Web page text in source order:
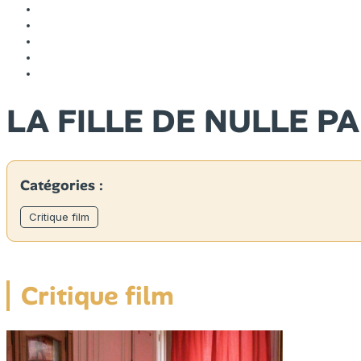
LA FILLE DE NULLE
Catégories :
Critique film
Critique film